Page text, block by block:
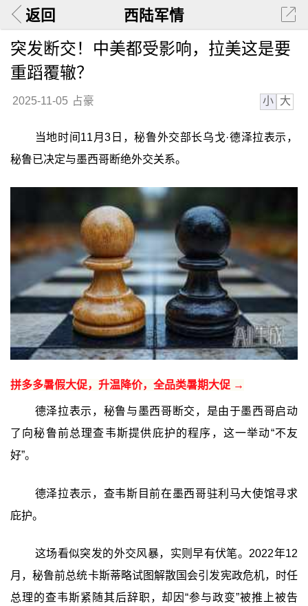
返回 西陆军情
突发断交！中美都受影响，拉美这是要
重蹈覆辙？
2025-11-05 占豪 小 大
当地时间11月3日，秘鲁外交部长乌戈·德泽拉表示，
秘鲁已决定与墨西哥断绝外交关系。
拼多多暑假大促，升温降价，全品类暑期大促 →
德泽拉表示，秘鲁与墨西哥断交，是由于墨西哥启动
了向秘鲁前总理查韦斯提供庇护的程序，这一举动“不友
好”。
德泽拉表示，查韦斯目前在墨西哥驻利马大使馆寻求
庇护。
这场看似突发的外交风暴，实则早有伏笔。2022年12
月，秘鲁前总统卡斯蒂略试图解散国会引发宪政危机，时任
总理的查韦斯紧随其后辞职，却因“参与政变”被推上被告